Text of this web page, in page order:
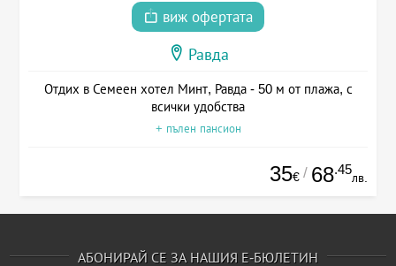
виж офертата
Равда
Отдих в Семеен хотел Минт, Равда - 50 м от плажа, с
всички удобства
+ пълен пансион
35€ / 68.45
лв.
АБОНИРАЙ СЕ ЗА НАШИЯ Е-БЮЛЕТИН